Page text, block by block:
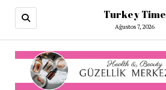
Turkey Time
Ağustos 7, 2026